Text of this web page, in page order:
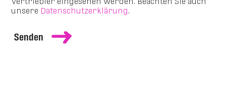
unsere Datenschutzerklärung.
Senden